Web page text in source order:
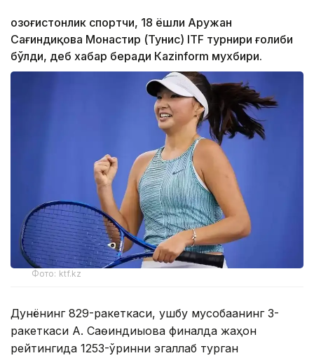
Қозоғистонлик спортчи, 18 ёшли Аружан
Сағиндиқова Монастир (Тунис) ITF турнири ғолиби
бўлди, деб хабар беради Каzinform мухбири.
Фото: ktf.kz
Дунёнинг 829-ракеткаси, ушбу мусобақанинг 3-
ракеткаси А. Саөиндиыова финалда жаҳон
рейтингида 1253-ўринни эгаллаб турган